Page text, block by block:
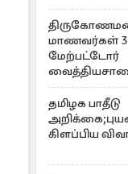
மாணவர்கள்
மேற்பட்டோர்
தமிழக பாதீடு
கிளப்பிய